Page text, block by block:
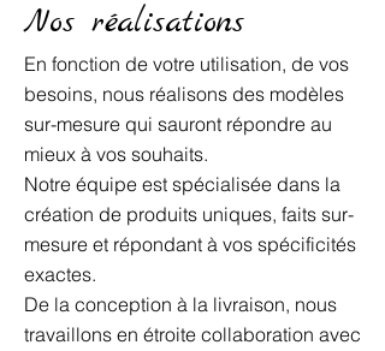
Nos réalisations
En fonction de votre utilisation, de vos
besoins, nous réalisons des modèles
sur-mesure qui sauront répondre au
mieux à vos souhaits.
Notre équipe est spécialisée dans la
création de produits uniques, faits sur-
mesure et répondant à vos spécificités
exactes.
De la conception à la livraison, nous
travaillons en étroite collaboration avec